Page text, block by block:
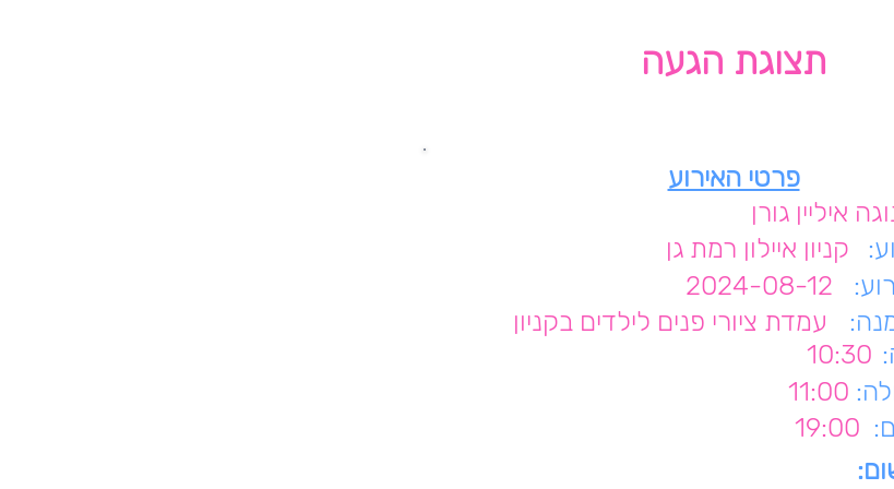
תצוגת הגעה
פרטי האירוע
איליין גורן
קניון איילון רמת גן
2024-08-12
עמדת ציורי פנים לילדים בקניון
10:30
11:00
19:00